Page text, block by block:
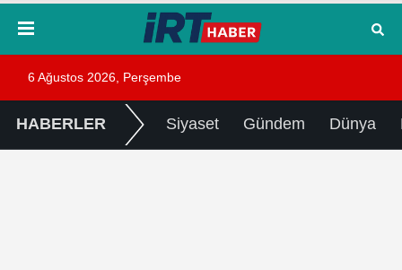
6 Ağustos 2026, Perşembe
HABERLER Siyaset Gündem Dünya